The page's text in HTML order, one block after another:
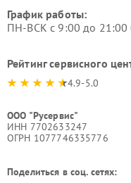
График работы:
ПН-ВСК с 9:00 до 21:00
Рейтинг сервисного
4.9-5.0
ООО "Русервис"
ИНН 7702633247
ОГРН 1077746335776
Поделиться в соц. сетях: